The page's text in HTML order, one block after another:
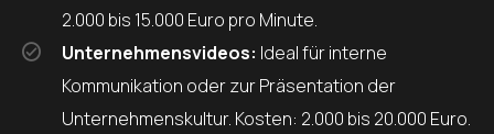
2.000 bis 15.000 Euro pro Minute.
Unternehmensvideos: Ideal für interne
Kommunikation oder zur Präsentation der
Unternehmenskultur. Kosten: 2.000 bis 20.000 Euro.